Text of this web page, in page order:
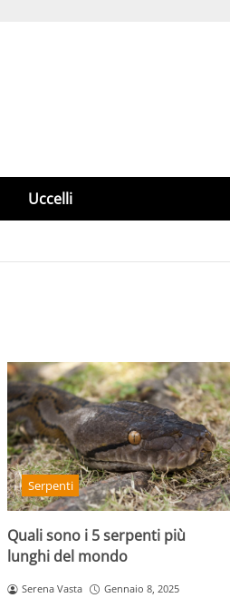
Uccelli
Serpenti
Quali sono i 5 serpenti più
lunghi del mondo
Serena Vasta Gennaio 8, 2025